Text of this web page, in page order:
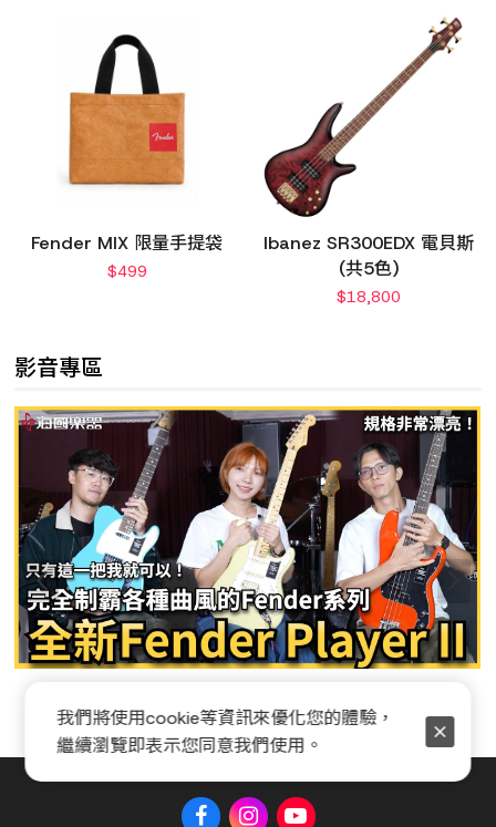
Fender MIX 限量手提袋
$499
Ibanez SR300EDX 電貝斯
(共5色)
$18,800
影音專區
我們將使用cookie等資訊來優化您的體驗，
繼續瀏覽即表示您同意我們使用。